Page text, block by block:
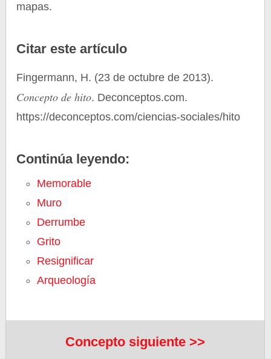
mapas.
Citar este artículo
Fingermann, H. (23 de octubre de 2013).
Concepto de hito. Deconceptos.com.
https://deconceptos.com/ciencias-sociales/hito
Continúa leyendo:
Memorable
Muro
Derrumbe
Grito
Resignificar
Arqueología
Concepto siguiente >>